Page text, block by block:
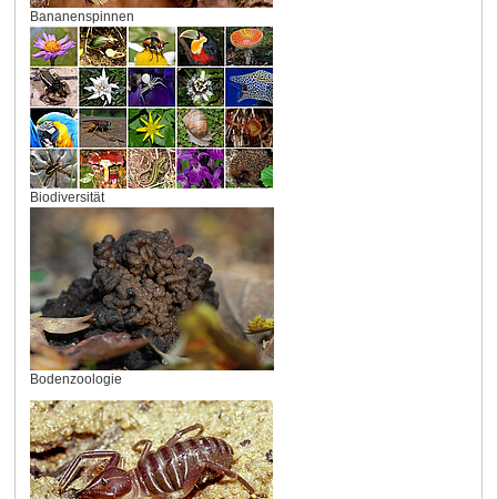
Bananenspinnen
Biodiversität
Bodenzoologie